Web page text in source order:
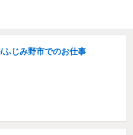
じみ野市でのお仕事